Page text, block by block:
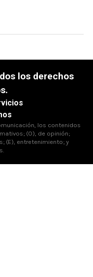
los derechos
los contenidos
(O), de opinión;
(E), entretenimiento; y